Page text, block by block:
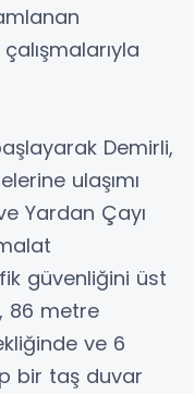
Demirli,
ulaşımı
Yardan Çayı
güvenliğini üst
86 metre
ve 6
bir taş duvar